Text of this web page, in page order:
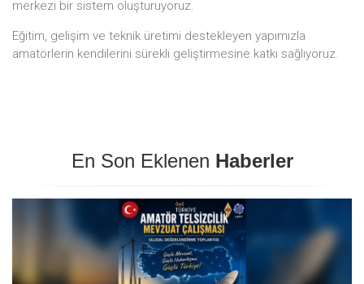
merkezi bir sistem oluşturuyoruz.
Eğitim, gelişim ve teknik üretimi destekleyen yapımızla
amatörlerin kendilerini sürekli geliştirmesine katkı sağlıyoruz.
En Son Eklenen Haberler